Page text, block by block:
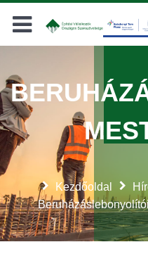
Keresés
Kezdőoldal